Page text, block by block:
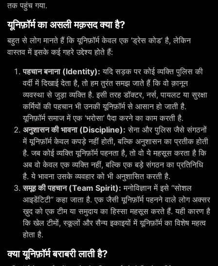
तक पहुंच गया.
यूनिफ़ॉर्म का असली मक़सद क्या है?
बहुत से लोग मानते हैं कि यूनिफ़ॉर्म केवल एक ‘ड्रेस कोड’ है, लेकिन
वास्तव में इसके कई गहरे उद्देश्य होते हैं:
पहचान बनाना (Identity): यदि सड़क पर कोई व्यक्ति पुलिस की
वर्दी में दिखाई देता है, तो हम तुरंत समझ जाते हैं कि वो क़ानून
व्यवस्था से जुड़ा व्यक्ति है. इसी तरह डॉक्टर, नर्स, पायलट या सुरक्षा
कर्मियों की पहचान भी उनकी यूनिफ़ॉर्म से आसान हो जाती है.
यूनिफ़ॉर्म समाज में एक ‘भरोसा’ पैदा करने का काम करती है.
अनुशासन की भावना (Discipline): सेना और पुलिस जैसे संगठनों
में यूनिफ़ॉर्म केवल कपड़े नहीं होती, बल्कि अनुशासन का प्रतीक होती
है. जब कोई व्यक्ति यूनिफ़ॉर्म पहनता है, तो वो ये महसूस करता है कि
अब वो केवल एक व्यक्ति नहीं, बल्कि एक बड़े संगठन का प्रतिनिधि
है. ये भावना उसके व्यवहार को भी अनुशासित करती है.
समूह की पहचान (Team Spirit): मनोविज्ञान में इसे “सोशल
आइडेंटिटी” कहा जाता है. एक जैसी यूनिफ़ॉर्म पहनने वाले लोग अक्सर
ख़ुद को एक टीम या समुदाय का हिस्सा महसूस करते हैं. यही कारण है
कि खेल टीमों, स्कूलों और सैन्य इकाइयों में यूनिफ़ॉर्म का विशेष महत्व
होता है.
क्या यूनिफ़ॉर्म बराबरी लाती है?